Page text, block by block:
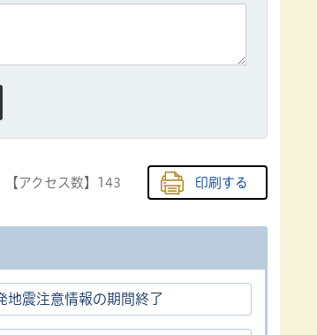
【アクセス数】 143 印刷する
地震注意情報の期間終了